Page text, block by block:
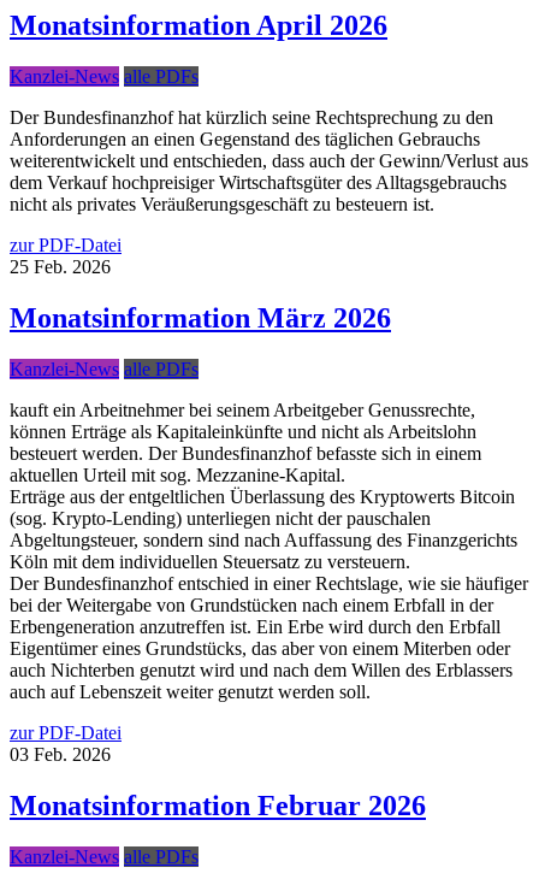
Monatsinformation April 2026
Kanzlei-News alle PDFs
Der Bundesfinanzhof hat kürzlich seine Rechtsprechung zu den
Anforderungen an einen Gegenstand des täglichen Gebrauchs
weiterentwickelt und entschieden, dass auch der Gewinn/Verlust aus
dem Verkauf hochpreisiger Wirtschaftsgüter des Alltagsgebrauchs
nicht als privates Veräußerungsgeschäft zu besteuern ist.
zur PDF-Datei
25 Feb. 2026
Monatsinformation März 2026
Kanzlei-News alle PDFs
kauft ein Arbeitnehmer bei seinem Arbeitgeber Genussrechte,
können Erträge als Kapitaleinkünfte und nicht als Arbeitslohn
besteuert werden. Der Bundesfinanzhof befasste sich in einem
aktuellen Urteil mit sog. Mezzanine-Kapital.
Erträge aus der entgeltlichen Überlassung des Kryptowerts Bitcoin
(sog. Krypto-Lending) unterliegen nicht der pauschalen
Abgeltungsteuer, sondern sind nach Auffassung des Finanzgerichts
Köln mit dem individuellen Steuersatz zu versteuern.
Der Bundesfinanzhof entschied in einer Rechtslage, wie sie häufiger
bei der Weitergabe von Grundstücken nach einem Erbfall in der
Erbengeneration anzutreffen ist. Ein Erbe wird durch den Erbfall
Eigentümer eines Grundstücks, das aber von einem Miterben oder
auch Nichterben genutzt wird und nach dem Willen des Erblassers
auch auf Lebenszeit weiter genutzt werden soll.
zur PDF-Datei
03 Feb. 2026
Monatsinformation Februar 2026
Kanzlei-News alle PDFs